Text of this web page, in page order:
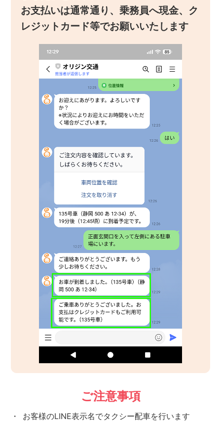
お支払いは通常通り、乗務員へ現金、ク
レジットカード等でお願いいたします
ご注意事項
・ お客様のLINE表示名でタクシー配車を行います